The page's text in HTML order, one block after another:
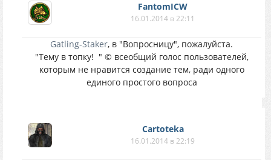
FantomICW
16.01.2014 в 22:11
Gatling-Staker, в "Вопросницу", пожалуйста.
"Тему в топку! " © всеобщий голос пользователей,
которым не нравится создание тем, ради одного
единого простого вопроса
Cartoteka
16.01.2014 в 22:19